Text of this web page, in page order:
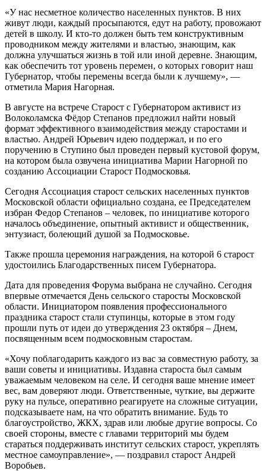
«У нас несметное количество населенных пунктов. В них
живут люди, каждый просыпаются, едут на работу, провожают
детей в школу. И кто-то должен быть тем конструктивным
проводником между жителями и властью, знающим, как
должна улучшаться жизнь в той или иной деревне. Знающим,
как обеспечить тот уровень перемен, о которых говорит наш
Губернатор, чтобы перемены всегда были к лучшему», —
отметила Мария Нагорная.
В августе на встрече Старост с Губернатором активист из
Волоколамска Фёдор Степанов предложил найти новый
формат эффективного взаимодействия между старостами и
властью. Андрей Юрьевич идею поддержал, и по его
поручению в Ступино был проведен первый кустовой форум,
на котором была озвучена инициатива Марии Нагорной по
созданию Ассоциации Старост Подмосковья.
Сегодня Ассоциация старост сельских населенных пунктов
Московской области официально создана, ее Председателем
избран Федор Степанов – человек, по инициативе которого
началось объединение, опытный активист и общественник,
энтузиаст, болеющий душой за Подмосковье.
Также прошла церемония награждения, на которой 6 старост
удостоились Благодарственных писем Губернатора.
Дата для проведения Форума выбрана не случайно. Сегодня
впервые отмечается День сельского старосты Московской
области. Инициатором появления профессионального
праздника старост стали ступинцы, которые в этом году
прошли путь от идеи до утверждения 23 октября – Днем,
посвященным всем подмосковным старостам.
«Хочу поблагодарить каждого из вас за совместную работу, за
ваши советы и инициативы. Издавна староста был самым
уважаемым человеком на селе. И сегодня ваше мнение имеет
вес, вам доверяют люди. Ответственные, чуткие, вы держите
руку на пульсе, оперативно реагируете на сложные ситуации,
подсказываете нам, на что обратить внимание. Будь то
благоустройство, ЖКХ, здрав или любые другие вопросы. Со
своей стороны, вместе с главами территорий мы будем
стараться поддерживать институт сельских старост, укреплять
местное самоуправление», — поздравил старост Андрей
Воробьев.